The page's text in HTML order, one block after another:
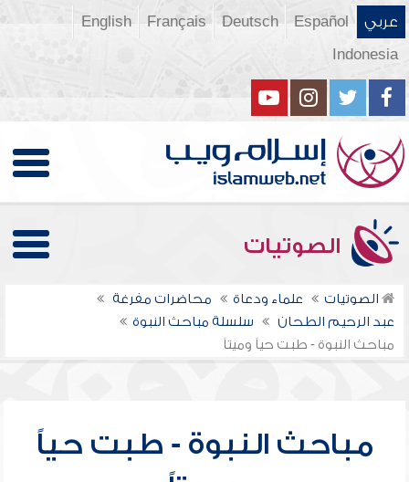
عربي Español
Deutsch
Français
English
Indonesia
الصوتيات
الصوتيات علماء ودعاة
محاضرات مفرغة
عبد الرحيم الطحان
سلسلة مباحث النبوة
مباحث النبوة - طبت حياً وميتاً
مباحث النبوة - طبت حياً